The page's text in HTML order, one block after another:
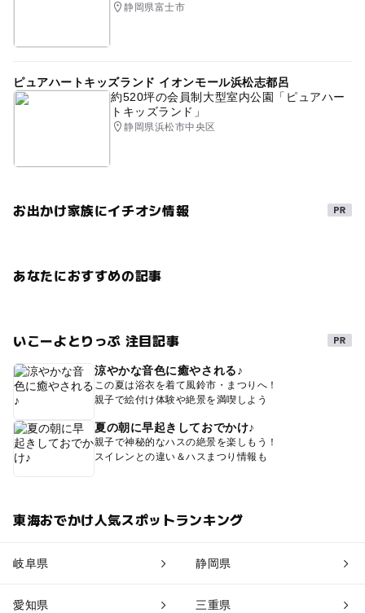
静岡県富士市
ピュアハートキッズランド イオンモール浜松志都呂
約520坪の会員制大型室内公園「ピュアハー
トキッズランド」
静岡県浜松市中央区
お出かけ家族にイチオシ情報
あなたにおすすめの記事
いこーよとりっぷ 注目記事
涼やかな音色に癒やされる♪
この夏は浴衣を着て風鈴市・まつりへ！
親子で絵付け体験や絶景を満喫しよう
夏の朝に早起きしておでかけ♪
親子で神秘的なハスの絶景を楽しもう！
スイレンとの違い＆ハスまつり情報も
東海おでかけ人気スポットランキング
岐阜県 静岡県
愛知県 三重県